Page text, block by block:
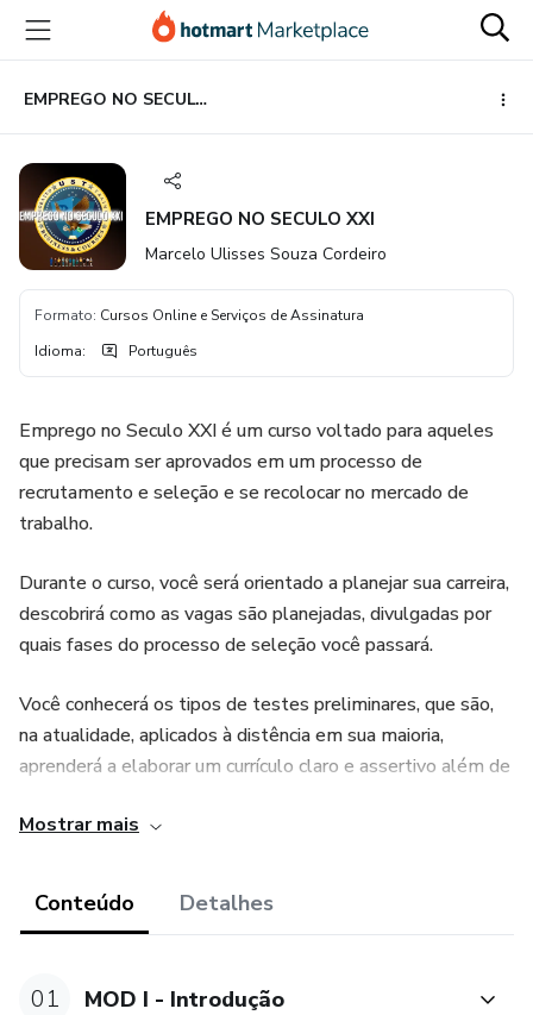
para
conteúdo
principal
para
pagamento
para
rodapé
EMPREGO NO SECULO XXI
EMPREGO NO SECULO XXI
Marcelo Ulisses Souza Cordeiro
Formato: Cursos Online e Serviços de Assinatura
Idioma: Português
Emprego no Seculo XXI é um curso voltado para aqueles
que precisam ser aprovados em um processo de
recrutamento e seleção e se recolocar no mercado de
trabalho.
Durante o curso, você será orientado a planejar sua carreira,
descobrirá como as vagas são planejadas, divulgadas por
quais fases do processo de seleção você passará.
Você conhecerá os tipos de testes preliminares, que são,
na atualidade, aplicados à distência em sua maioria,
aprenderá a elaborar um currículo claro e assertivo além de
arrojado.
Durante o modulo "Por Dentro da Seleção" você conhecerá
as caracteristicas que os profissionais de RH buscam nos
Mostrar mais
Conteúdo Detalhes
01 MOD I - Introdução